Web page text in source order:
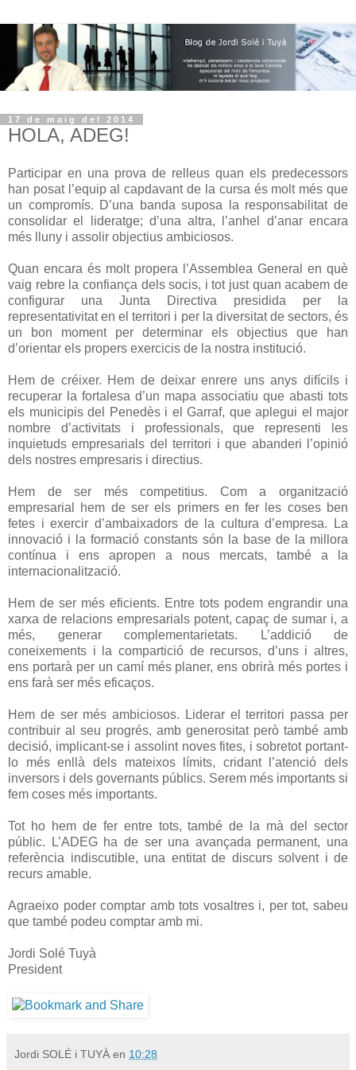
17 de maig del 2014
HOLA, ADEG!
Participar en una prova de relleus quan els predecessors
han posat l’equip al capdavant de la cursa és molt més que
un compromís. D’una banda suposa la responsabilitat de
consolidar el lideratge; d’una altra, l’anhel d’anar encara
més lluny i assolir objectius ambiciosos.
Quan encara és molt propera l’Assemblea General en què
vaig rebre la confiança dels socis, i tot just quan acabem de
configurar una Junta Directiva presidida per la
representativitat en el territori i per la diversitat de sectors, és
un bon moment per determinar els objectius que han
d’orientar els propers exercicis de la nostra institució.
Hem de créixer. Hem de deixar enrere uns anys difícils i
recuperar la fortalesa d’un mapa associatiu que abasti tots
els municipis del Penedès i el Garraf, que aplegui el major
nombre d’activitats i professionals, que representi les
inquietuds empresarials del territori i que abanderi l’opinió
dels nostres empresaris i directius.
Hem de ser més competitius. Com a organització
empresarial hem de ser els primers en fer les coses ben
fetes i exercir d’ambaixadors de la cultura d’empresa. La
innovació i la formació constants són la base de la millora
contínua i ens apropen a nous mercats, també a la
internacionalització.
Hem de ser més eficients. Entre tots podem engrandir una
xarxa de relacions empresarials potent, capaç de sumar i, a
més, generar complementarietats. L’addició de
coneixements i la compartició de recursos, d’uns i altres,
ens portarà per un camí més planer, ens obrirà més portes i
ens farà ser més eficaços.
Hem de ser més ambiciosos. Liderar el territori passa per
contribuir al seu progrés, amb generositat però també amb
decisió, implicant-se i assolint noves fites, i sobretot portant-
lo més enllà dels mateixos límits, cridant l’atenció dels
inversors i dels governants públics. Serem més importants si
fem coses més importants.
Tot ho hem de fer entre tots, també de la mà del sector
públic. L’ADEG ha de ser una avançada permanent, una
referència indiscutible, una entitat de discurs solvent i de
recurs amable.
Agraeixo poder comptar amb tots vosaltres i, per tot, sabeu
que també podeu comptar amb mi.
Jordi Solé Tuyà
President
Jordi SOLÉ i TUYÀ en 10:28